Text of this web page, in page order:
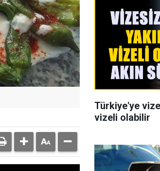
Türkiye'ye
vizeli olabilir